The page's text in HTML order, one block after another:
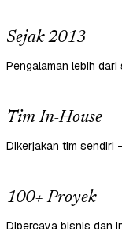
Sejak 2013
Pengalaman lebih
Tim In-House
Dikerjakan tim sendiri
100+ Proyek